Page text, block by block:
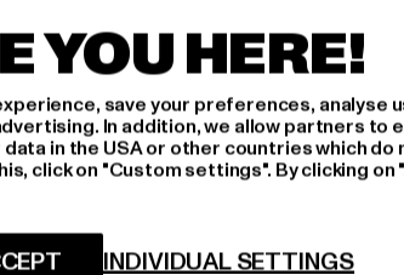
Art.Nr: 102756052424-
Hersteller: DKC
Derendorfer Alee 12 |
YOU HERE!
save your preferences, analyse
In addition, we allow partners to
in the USA or other countries which do
click on "Custom settings". By clicking
INDIVIDUAL SETTINGS